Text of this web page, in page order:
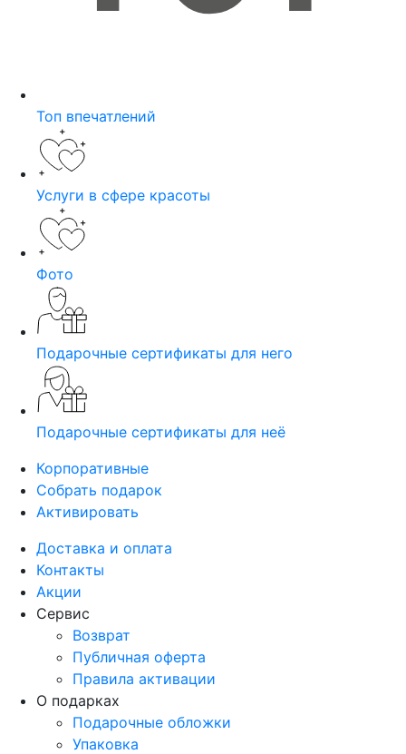
Топ впечатлений
Услуги в сфере красоты
Фото
Подарочные сертификаты для него
Подарочные сертификаты для неё
Корпоративные
Собрать подарок
Активировать
Доставка и оплата
Контакты
Акции
Сервис
Возврат
Публичная оферта
Правила активации
О подарках
Подарочные обложки
Упаковка